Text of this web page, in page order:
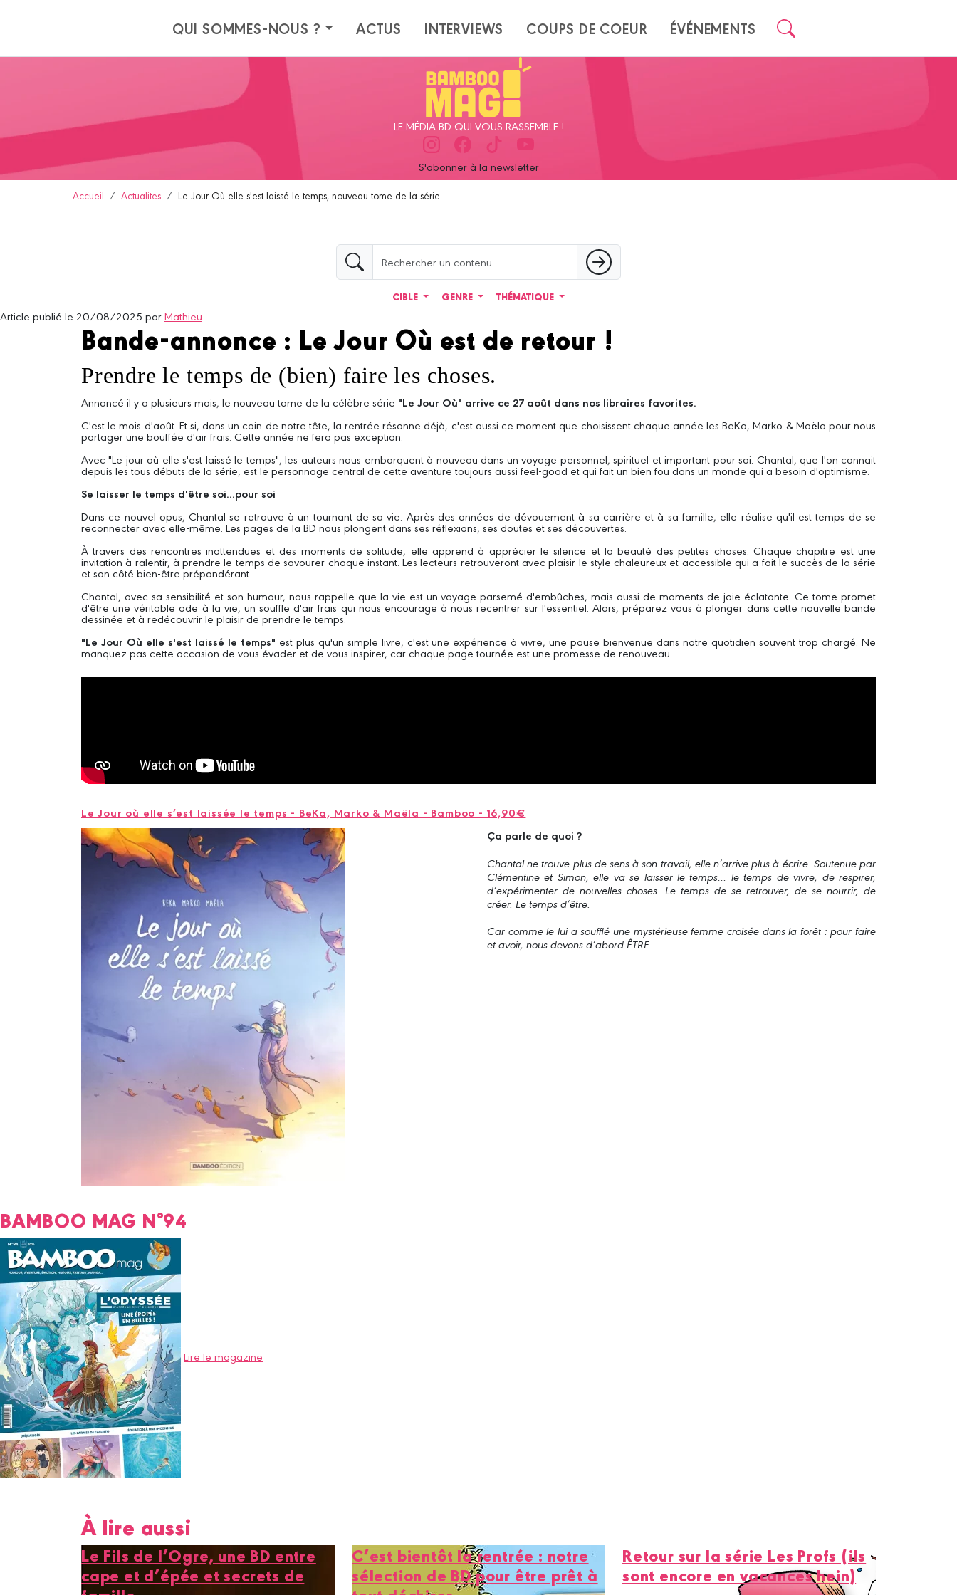
QUI SOMMES-NOUS ? ACTUS INTERVIEWS COUPS DE COEUR ÉVÉNEMENTS
LE MÉDIA BD QUI VOUS RASSEMBLE !
S'abonner à la newsletter
Accueil Actualites Le Jour Où elle s'est laissé le temps, nouveau tome de la série
CIBLE GENRE THÉMATIQUE
Article publié le 20/08/2025 parMathieu
Bande-annonce : Le Jour Où est de retour !
Prendre le temps de (bien) faire les choses.
Annoncé il y a plusieurs mois, le nouveau tome de la célèbre série "Le Jour Où" arrive ce 27 août dans nos libraires favorites.
C'est le mois d'août. Et si, dans un coin de notre tête, la rentrée résonne déjà, c'est aussi ce moment que choisissent chaque année les BeKa, Marko & Maëla pour nous
partager une bouffée d'air frais. Cette année ne fera pas exception.
Avec "Le jour où elle s'est laissé le temps", les auteurs nous embarquent à nouveau dans un voyage personnel, spirituel et important pour soi. Chantal, que l'on connait
depuis les tous débuts de la série, est le personnage central de cette aventure toujours aussi feel-good et qui fait un bien fou dans un monde qui a besoin d'optimisme.
Se laisser le temps d'être soi...pour soi
Dans ce nouvel opus, Chantal se retrouve à un tournant de sa vie. Après des années de dévouement à sa carrière et à sa famille, elle réalise qu'il est temps de se
reconnecter avec elle-même. Les pages de la BD nous plongent dans ses réflexions, ses doutes et ses découvertes.
À travers des rencontres inattendues et des moments de solitude, elle apprend à apprécier le silence et la beauté des petites choses. Chaque chapitre est une
invitation à ralentir, à prendre le temps de savourer chaque instant. Les lecteurs retrouveront avec plaisir le style chaleureux et accessible qui a fait le succès de la série
et son côté bien-être prépondérant.
Chantal, avec sa sensibilité et son humour, nous rappelle que la vie est un voyage parsemé d'embûches, mais aussi de moments de joie éclatante. Ce tome promet
d'être une véritable ode à la vie, un souffle d'air frais qui nous encourage à nous recentrer sur l'essentiel. Alors, préparez vous à plonger dans cette nouvelle bande
dessinée et à redécouvrir le plaisir de prendre le temps.
"Le Jour Où elle s'est laissé le temps" est plus qu'un simple livre, c'est une expérience à vivre, une pause bienvenue dans notre quotidien souvent trop chargé. Ne
manquez pas cette occasion de vous évader et de vous inspirer, car chaque page tournée est une promesse de renouveau.
Le Jour où elle s’est laissée le temps - BeKa, Marko & Maëla - Bamboo - 16,90€
Ça parle de quoi ?
Chantal ne trouve plus de sens à son travail, elle n’arrive plus à écrire. Soutenue par
Clémentine et Simon, elle va se laisser le temps… le temps de vivre, de respirer,
d’expérimenter de nouvelles choses. Le temps de se retrouver, de se nourrir, de
créer. Le temps d’être.
Car comme le lui a soufflé une mystérieuse femme croisée dans la forêt : pour faire
et avoir, nous devons d’abord ÊTRE…
BAMBOO MAG N°94
Lire le magazine
À lire aussi
Le Fils de l’Ogre, une BD entre
cape et d’épée et secrets de
C’est bientôt la rentrée : notre
sélection de BD pour être prêt à
Retour sur la série Les Profs (ils
sont encore en vacances hein)